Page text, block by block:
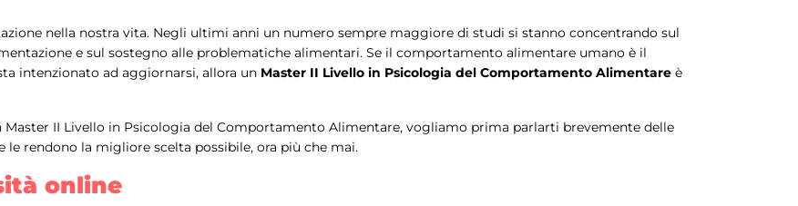
nella nostra vita. Negli ultimi anni un numero sempre maggiore di studi si stanno concentrando sul
e sul sostegno alle problematiche alimentari. Se il comportamento alimentare umano è il
intenzionato ad aggiornarsi, allora un Master II Livello in Psicologia del Comportamento Alimentare è
II Livello in Psicologia del Comportamento Alimentare, vogliamo prima parlarti brevemente delle
rendono la migliore scelta possibile, ora più che mai.
online